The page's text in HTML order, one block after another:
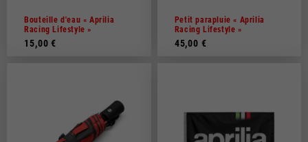
Bouteille d'eau « Aprilia
Racing Lifestyle »
15,00 €
Petit parapluie « Aprilia
Racing Lifestyle »
45,00 €